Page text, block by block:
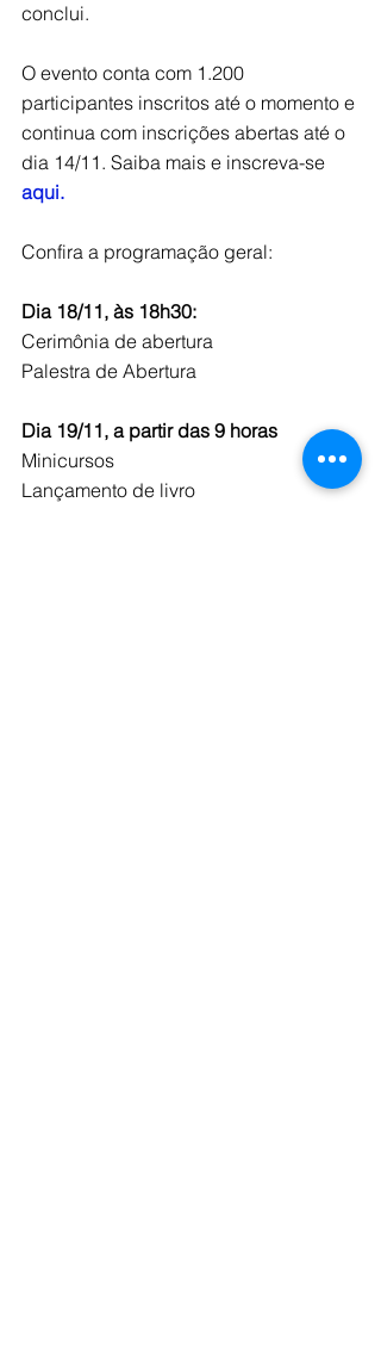
conclui.
O evento conta com 1.200
participantes inscritos até o momento e
continua com inscrições abertas até o
dia 14/11. Saiba mais e inscreva-se
aqui.
Confira a programação geral:
Dia 18/11, às 18h30:
Cerimônia de abertura
Palestra de Abertura
Dia 19/11, a partir das 9 horas
Minicursos
Lançamento de livro